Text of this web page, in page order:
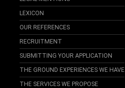
LEXICON
OUR REFERENCES
RECRUITMENT
SUBMITTING YOUR APPLICATION
THE GROUND EXPERIENCES WE HAVE
THE SERVICES WE PROPOSE